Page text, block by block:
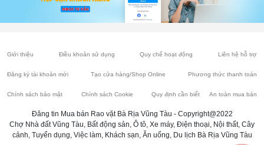
Giới thiệu Điều khoản sử dụng Quy chế hoạt động Liên hệ hỗ trợ
Đăng ký tài khoản mới Tạo cửa hàng/Shop Online Phương thức thanh toán
Chính sách bảo mật Chính sách Cookie Quy định cần biết An toàn mua bán
Đăng tin Mua bán Rao vặt Bà Rịa Vũng Tàu - Copyright@2022
Chợ Nhà đất Vũng Tàu, Bất động sản, Ô tô, Xe máy, Điện thoại, Nội thất, Cây
cảnh, Tuyển dụng, Việc làm, Khách sạn, Ăn uống, Du lịch Bà Rịa Vũng Tàu